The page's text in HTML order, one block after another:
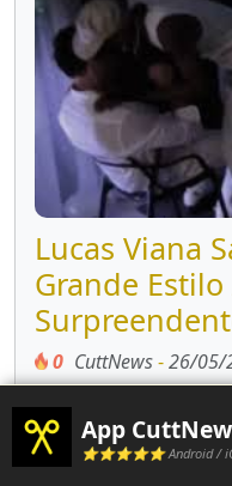
Lucas Viana
Grande
0 CuttNews-26/05/
App
⭐⭐⭐⭐⭐ Android /